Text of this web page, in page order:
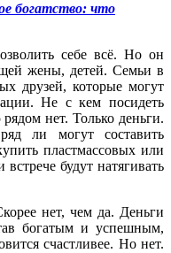
богатство: что
себе всё. Но он
жены, детей. Семьи в
друзей, которые могут
Не с кем посидеть
нет. Только деньги.
ли могут составить
пластмассовых или
будут натягивать
нет, чем да. Деньги
богатым и успешным,
счастливее. Но нет.